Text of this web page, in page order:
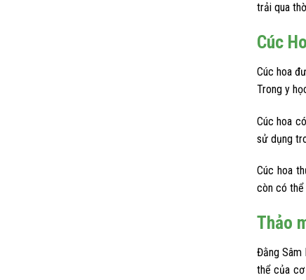
trải qua
Cúc
Cúc hoa
Trong y
Cúc hoa
sử dụng
Cúc hoa
còn có thể
Thảo
Đằng Sâm
thể của